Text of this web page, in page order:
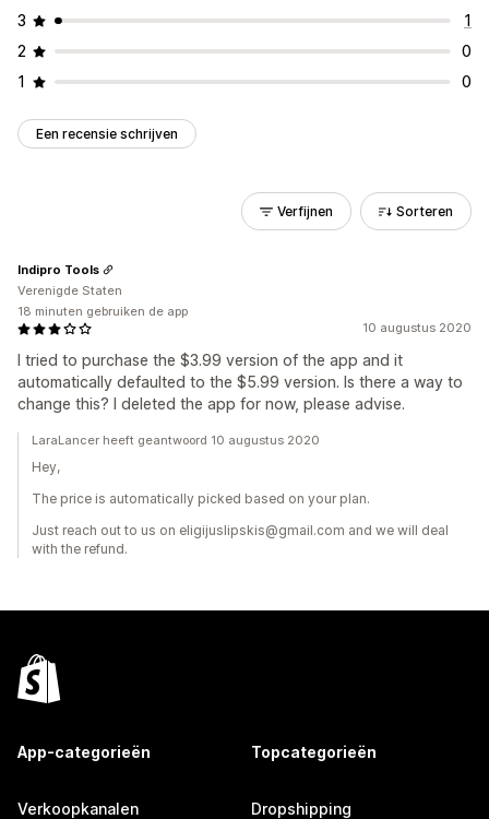
3
1
2
0
1
0
Een recensie schrijven
Verfijnen Sorteren
10 augustus 2020
I tried to purchase the $3.99 version of the app and it
automatically defaulted to the $5.99 version. Is there a way to
change this? I deleted the app for now, please advise.
Indipro Tools
Verenigde Staten
18 minuten gebruiken de app
LaraLancer heeft geantwoord 10 augustus 2020
Hey,
The price is automatically picked based on your plan.
Just reach out to us on eligijuslipskis@gmail.com and we will deal
with the refund.
App-categorieën
Verkoopkanalen
Topcategorieën
Dropshipping